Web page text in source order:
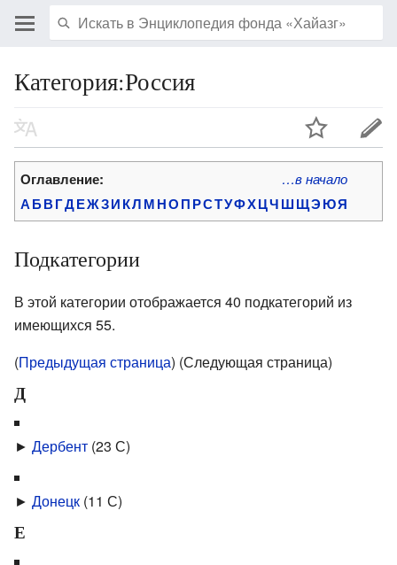
Категория:Россия
Оглавление: …в начало
АБВГДЕЖЗИКЛМНОПРСТУФХЦЧШЩЭЮЯ
Подкатегории
В этой категории отображается 40 подкатегорий из
имеющихся 55.
(Предыдущая страница) (Следующая страница)
Д
► Дербент (23 С)
► Донецк (11 С)
Е